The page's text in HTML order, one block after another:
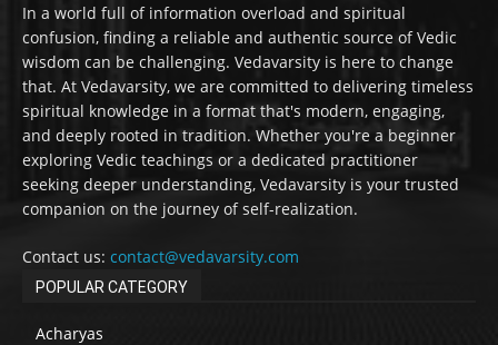
In a world full of information overload and spiritual
confusion, finding a reliable and authentic source of Vedic
wisdom can be challenging. Vedavarsity is here to change
that. At Vedavarsity, we are committed to delivering timeless
spiritual knowledge in a format that's modern, engaging,
and deeply rooted in tradition. Whether you're a beginner
exploring Vedic teachings or a dedicated practitioner
seeking deeper understanding, Vedavarsity is your trusted
companion on the journey of self-realization.
Contact us: contact@vedavarsity.com
POPULAR CATEGORY
Acharyas